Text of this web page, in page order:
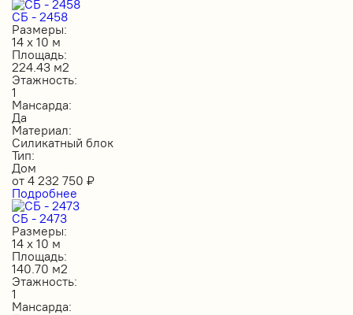
СБ - 2458
Размеры:
14 х 10 м
Площадь:
224.43 м2
Этажность:
1
Мансарда:
Да
Материал:
Силикатный блок
Тип:
Дом
от 4 232 750 ₽
Подробнее
СБ - 2473
Размеры:
14 х 10 м
Площадь:
140.70 м2
Этажность:
1
Мансарда: